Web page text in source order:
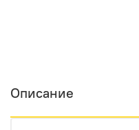
Описание